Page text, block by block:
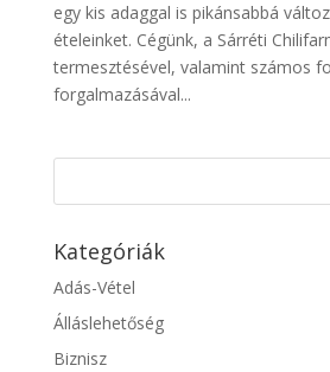
egy kis adaggal is pikánsabbá
ételeinket. Cégünk, a Sárréti
termesztésével, valamint számos
forgalmazásával...
Kategóriák
Adás-Vétel
Álláslehetőség
Biznisz